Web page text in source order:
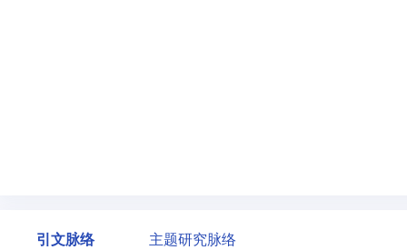
引文脉络 主题研究脉络